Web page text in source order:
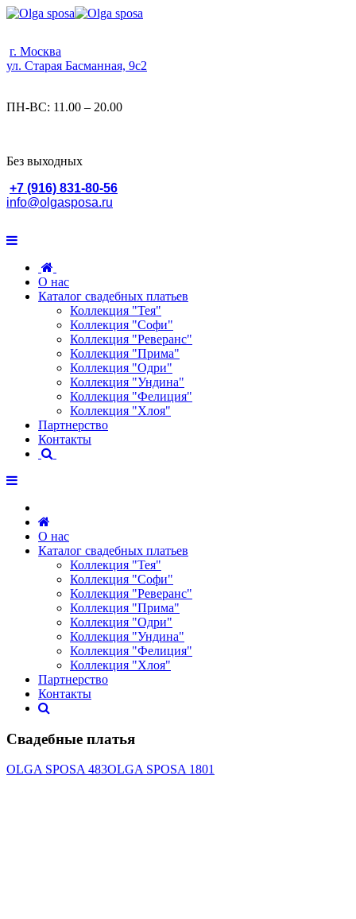
г. Москва
ул. Старая Басманная, 9с2
ПН-ВС: 11.00 – 20.00
Без выходных
+7 (916) 831-80-56
info@olgasposa.ru
О нас
Каталог свадебных платьев
Коллекция "Тея"
Коллекция "Софи"
Коллекция "Реверанс"
Коллекция "Прима"
Коллекция "Одри"
Коллекция "Ундина"
Коллекция "Фелиция"
Коллекция "Хлоя"
Партнерство
Контакты
О нас
Каталог свадебных платьев
Коллекция "Тея"
Коллекция "Софи"
Коллекция "Реверанс"
Коллекция "Прима"
Коллекция "Одри"
Коллекция "Ундина"
Коллекция "Фелиция"
Коллекция "Хлоя"
Партнерство
Контакты
Свадебные платья
OLGA SPOSA 483OLGA SPOSA 1801